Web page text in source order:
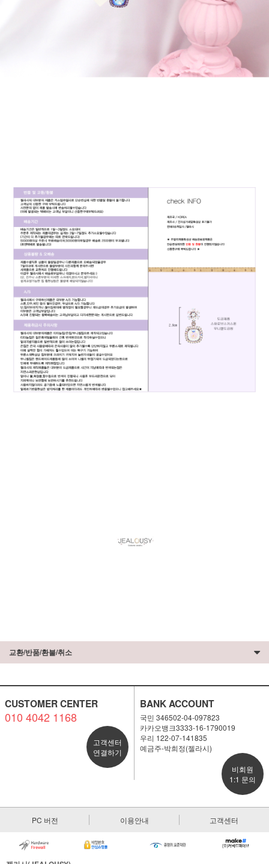
교환/반품/환불/취소
CUSTOMER CENTER
010 4042 1168
고객센터
연결하기
BANK ACCOUNT
국민 346502-04-097823
카카오뱅크3333-16-1790019
우리 122-07-141835
예금주-박희정(젤라시)
비회원
1:1 문의
PC 버전 이용안내 고객센터